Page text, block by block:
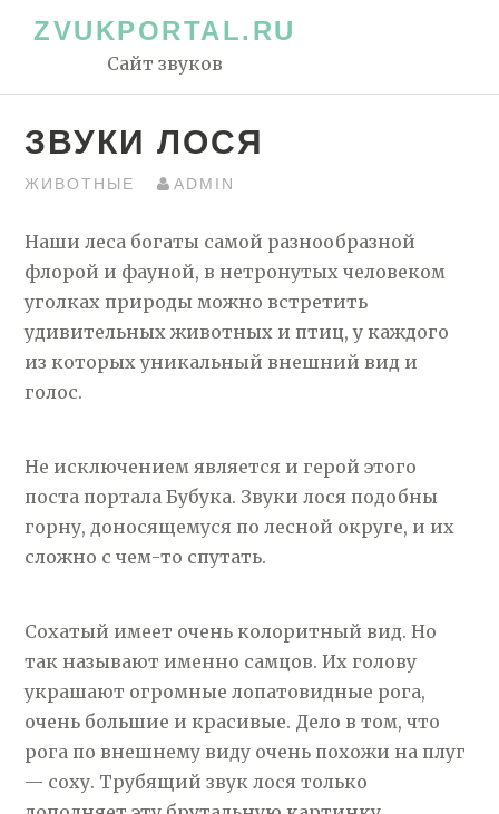
ZVUKPORTAL.RU
Сайт звуков
ЗВУКИ ЛОСЯ
ЖИВОТНЫЕ ADMIN
Наши леса богаты самой разнообразной
флорой и фауной, в нетронутых человеком
уголках природы можно встретить
удивительных животных и птиц, у каждого
из которых уникальный внешний вид и
голос.
Не исключением является и герой этого
поста портала Бубука. Звуки лося подобны
горну, доносящемуся по лесной округе, и их
сложно с чем-то спутать.
Сохатый имеет очень колоритный вид. Но
так называют именно самцов. Их голову
украшают огромные лопатовидные рога,
очень большие и красивые. Дело в том, что
рога по внешнему виду очень похожи на плуг
— соху. Трубящий звук лося только